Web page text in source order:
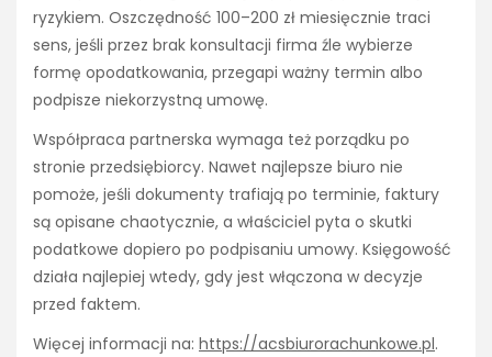
ryzykiem. Oszczędność 100–200 zł miesięcznie traci
sens, jeśli przez brak konsultacji firma źle wybierze
formę opodatkowania, przegapi ważny termin albo
podpisze niekorzystną umowę.
Współpraca partnerska wymaga też porządku po
stronie przedsiębiorcy. Nawet najlepsze biuro nie
pomoże, jeśli dokumenty trafiają po terminie, faktury
są opisane chaotycznie, a właściciel pyta o skutki
podatkowe dopiero po podpisaniu umowy. Księgowość
działa najlepiej wtedy, gdy jest włączona w decyzje
przed faktem.
Więcej informacji na: https://acsbiurorachunkowe.pl.